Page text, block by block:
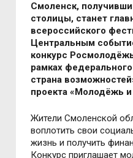
Смоленск,
столицы, станет
всероссийского
Центральным
конкурс
рамках
страна
проекта «Молодёжь и
Жители Смоленской
воплотить свои
жизнь и получить
Конкурс приглашает